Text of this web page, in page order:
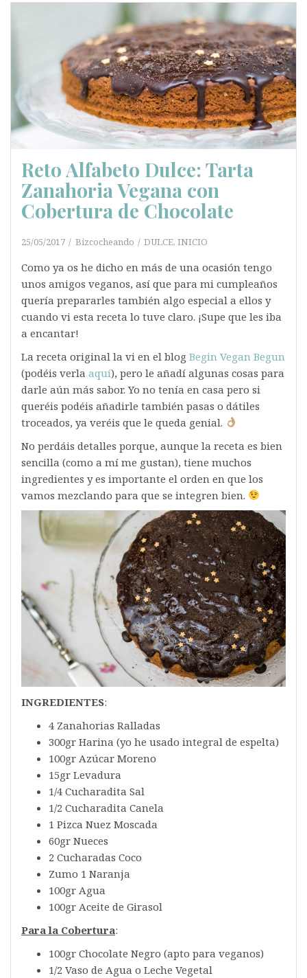
Reto Alfabeto Dulce: Tarta
Zanahoria Vegana con
Cobertura de Chocolate
25/05/2017 Bizcocheando DULCE, INICIO
Como ya os he dicho en más de una ocasión tengo
unos amigos veganos, así que para mi cumpleaños
quería prepararles también algo especial a ellos y
cuando vi esta receta lo tuve claro. ¡Supe que les iba
a encantar!
La receta original la vi en el blog Begin Vegan Begun
(podéis verla aquí), pero le añadí algunas cosas para
darle aún más sabor. Yo no tenía en casa pero si
queréis podéis añadirle también pasas o dátiles
troceados, ya veréis que le queda genial.
No perdáis detalles porque, aunque la receta es bien
sencilla (como a mí me gustan), tiene muchos
ingredientes y es importante el orden en que los
vamos mezclando para que se integren bien.
INGREDIENTES:
4 Zanahorias Ralladas
300gr Harina (yo he usado integral de espelta)
100gr Azúcar Moreno
15gr Levadura
1/4 Cucharadita Sal
1/2 Cucharadita Canela
1 Pizca Nuez Moscada
60gr Nueces
2 Cucharadas Coco
Zumo 1 Naranja
100gr Agua
100gr Aceite de Girasol
Para la Cobertura:
100gr Chocolate Negro (apto para veganos)
1/2 Vaso de Agua o Leche Vegetal